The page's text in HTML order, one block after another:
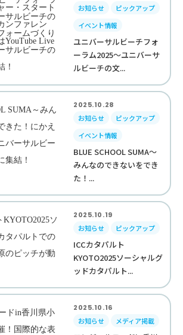
お知らせ
ピックアップ
イベント情報
ユニバーサルビーチフォ
ーラム2025～ユニバーサ
ルビーチの文...
2025.10.28
お知らせ
ピックアップ
イベント情報
BLUE SCHOOL SUMA～
みんなのできないをでき
た！...
2025.10.19
お知らせ
ピックアップ
ICCカタパルト
KYOTO2025ソーシャルグ
ッドカタパルト...
2025.10.16
お知らせ
メディア掲載